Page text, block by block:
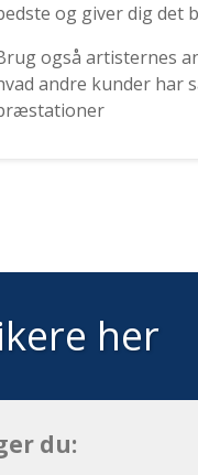
og giver dig det
også artisternes
andre kunder har
her
du: